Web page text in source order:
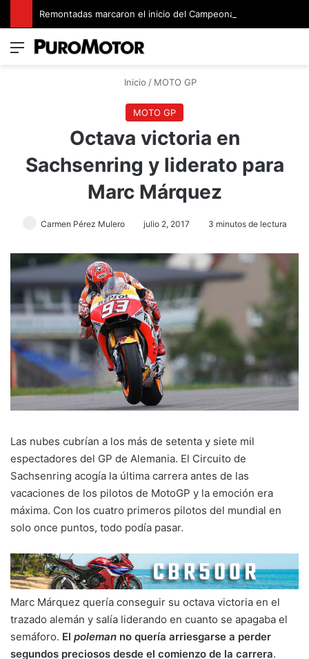
Menú
Inicio / MOTO GP
MOTO GP
Octava victoria en
Sachsenring y liderato para
Marc Márquez
Carmen Pérez Mulero julio 2, 2017 3 minutos de lectura
Las nubes cubrían a los más de setenta y siete mil
espectadores del GP de Alemania. El Circuito de
Sachsenring acogía la última carrera antes de las
vacaciones de los pilotos de MotoGP y la emoción era
máxima. Con los cuatro primeros pilotos del mundial en
solo once puntos, todo podía pasar.
Marc Márquez quería conseguir su octava victoria en el
trazado alemán y salía liderando en cuanto se apagaba el
semáforo. El poleman no quería arriesgarse a perder
segundos preciosos desde el comienzo de la carrera.